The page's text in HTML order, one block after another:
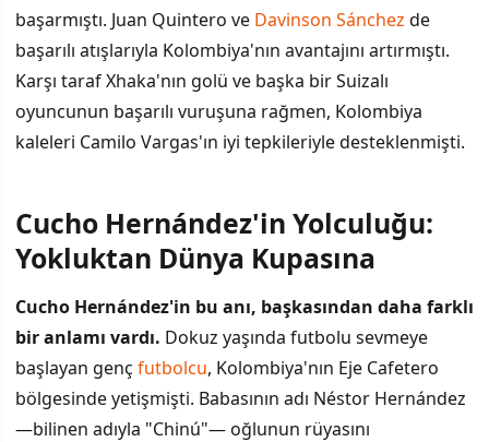
başarmıştı. Juan Quintero ve Davinson Sánchez de
başarılı atışlarıyla Kolombiya'nın avantajını artırmıştı.
Karşı taraf Xhaka'nın golü ve başka bir Suizalı
oyuncunun başarılı vuruşuna rağmen, Kolombiya
kaleleri Camilo Vargas'ın iyi tepkileriyle desteklenmişti.
Cucho Hernández'in Yolculuğu:
Yokluktan Dünya Kupasına
Cucho Hernández'in bu anı, başkasından daha farklı
bir anlamı vardı. Dokuz yaşında futbolu sevmeye
başlayan genç futbolcu, Kolombiya'nın Eje Cafetero
bölgesinde yetişmişti. Babasının adı Néstor Hernández
—bilinen adıyla "Chinú"— oğlunun rüyasını